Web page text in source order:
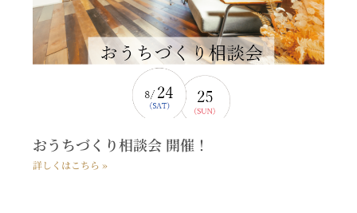
おうちづくり相談会 開催！
詳しくはこちら »